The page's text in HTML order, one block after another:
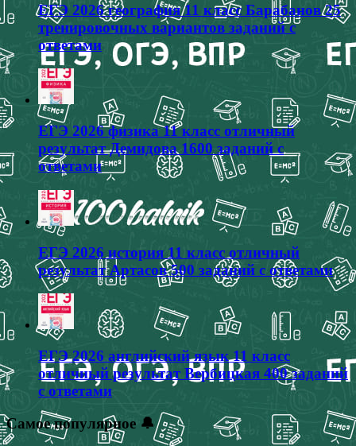
ЕГЭ 2026 география 11 класс Барабанов 25
тренировочных вариантов заданий с
ответами
ЕГЭ 2026 физика 11 класс отличный
результат Демидова 1600 заданий с
ответами
ЕГЭ 2026 история 11 класс отличный
результат Артасов 500 заданий с ответами
ЕГЭ 2026 английский язык 11 класс
отличный результат Вербицкая 400 заданий
с ответами
Самое популярное 🔔